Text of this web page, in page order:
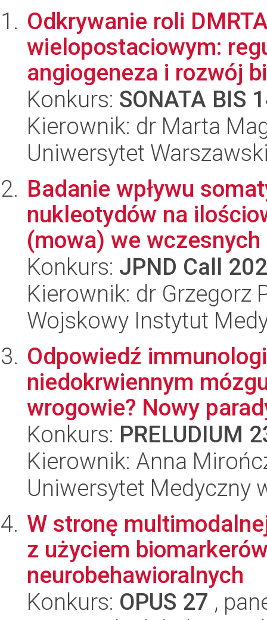
Odkrywanie roli
wielopostaciowym:
angiogeneza i rozwój
Konkurs: SONATA BIS
Kierownik: dr Marta
Uniwersytet
Badanie wpływu
nukleotydów na
(mowa) we
Konkurs: JPND Call
Kierownik: dr Grzegorz
Wojskowy Instytut
Odpowiedź
niedokrwiennym
wrogowie? Nowy
Konkurs: PRELUDIUM
Kierownik: Anna
Uniwersytet Medyczny
W stronę
z użyciem
neurobehawioralnych
Konkurs: OPUS 27 ,